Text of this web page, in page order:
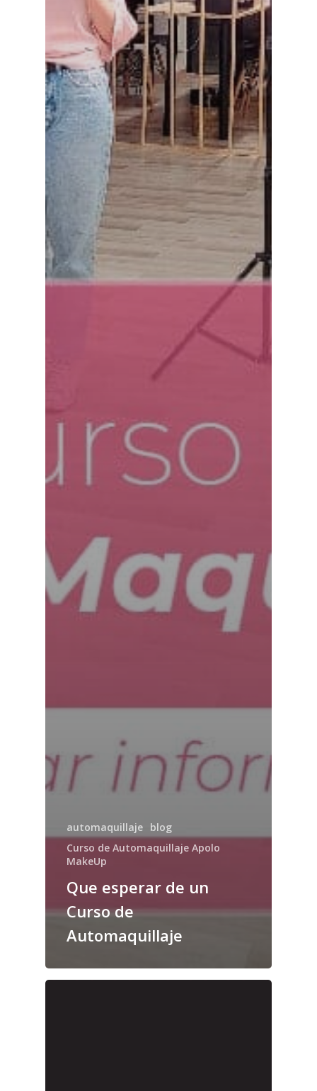
automaquillaje blog
Curso de Automaquillaje Apolo
MakeUp
Que esperar de un
Curso de
Automaquillaje